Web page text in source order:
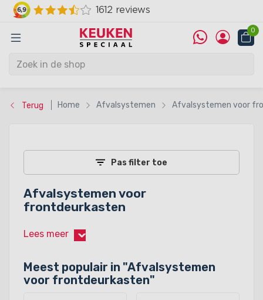
0
Terug Home Afvalsystemen Afvalsystemen voor
Pas filter toe
Afvalsystemen voor
frontdeurkasten
Lees meer ›
Meest populair in "Afvalsystemen
voor frontdeurkasten"